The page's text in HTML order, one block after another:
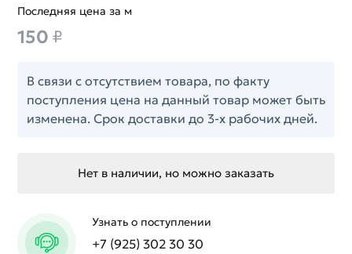
Последняя цена за м
150 ₽
В связи с отсутствием товара, по факту
поступления цена на данный товар может быть
изменена. Срок доставки до 3-х рабочих дней.
Нет в наличии, но можно заказать
Узнать о поступлении
+7 (925) 302 30 30